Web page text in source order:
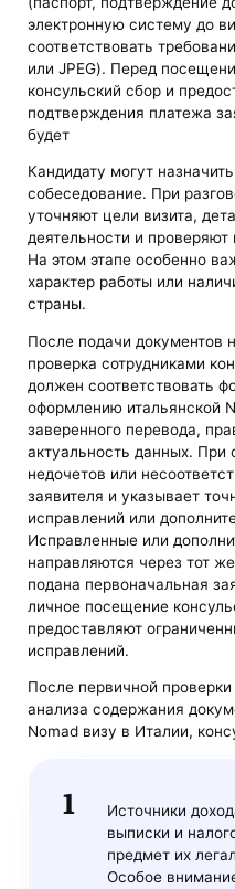
электронную систему до
соответствовать
или JPEG). Перед
консульский сбор и
подтверждения платежа
будет​
Кандидату могут
собеседование. При
уточняют цели визита,
деятельности и
На этом этапе особенно
характер работы или
страны.
После подачи документов
проверка сотрудниками
должен соответствовать
оформлению итальянской
заверенного перевода,
актуальность данных.
недочетов или
заявителя и указывает
исправлений или
Исправленные или
направляются через тот
подана первоначальная
личное посещение
предоставляют
исправлений.
После первичной
анализа содержания
Nomad визу в Италии,
Источники
выписки и
предмет их
Особое